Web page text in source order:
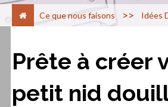
Ce que nous faisons > Idées
Prête à créer
petit nid